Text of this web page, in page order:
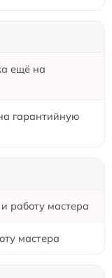
ещё на
гарантийную
работу мастера
мастера